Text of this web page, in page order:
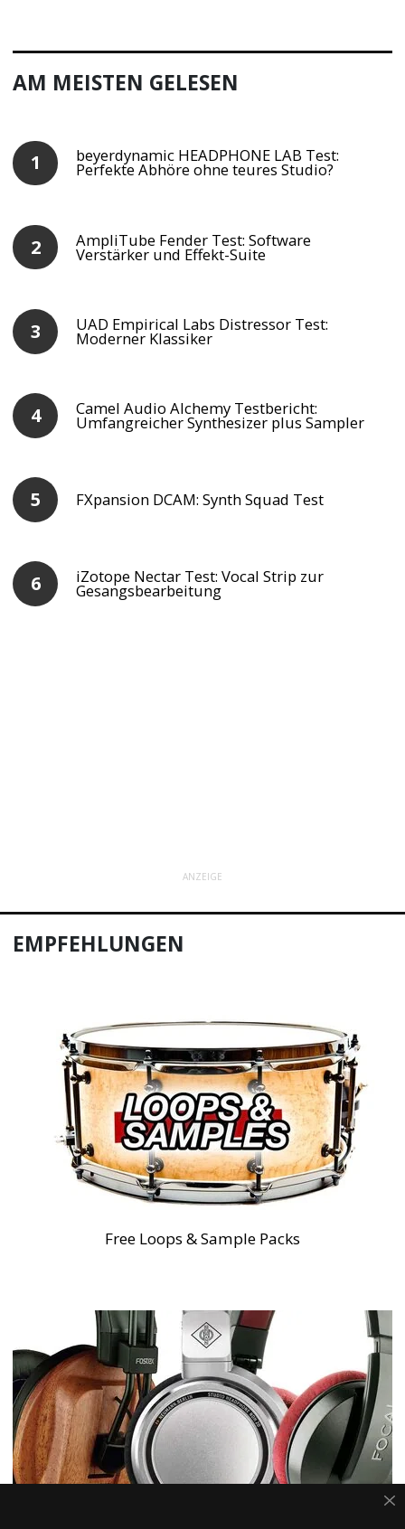
AM MEISTEN GELESEN
beyerdynamic HEADPHONE LAB Test:
Perfekte Abhöre ohne teures Studio?
AmpliTube Fender Test: Software
Verstärker und Effekt-Suite
UAD Empirical Labs Distressor Test:
Moderner Klassiker
Camel Audio Alchemy Testbericht:
Umfangreicher Synthesizer plus Sampler
FXpansion DCAM: Synth Squad Test
iZotope Nectar Test: Vocal Strip zur
Gesangsbearbeitung
ANZEIGE
EMPFEHLUNGEN
Free Loops & Sample Packs